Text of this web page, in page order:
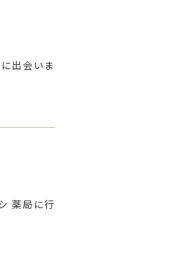
出会いま
薬局に行